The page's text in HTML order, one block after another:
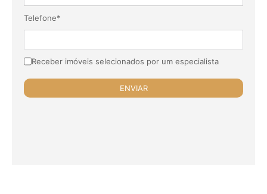
Telefone*
Receber imóveis selecionados por um especialista